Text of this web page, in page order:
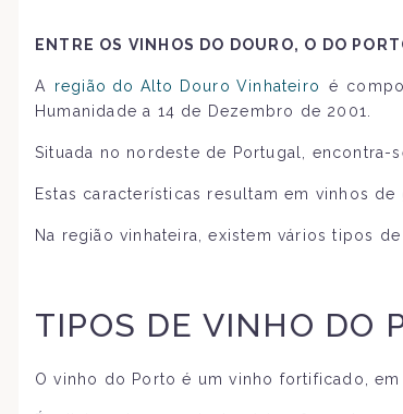
ENTRE OS VINHOS DO DOURO, O DO
A região do Alto Douro Vinhateiro
é
Humanidade a 14 de Dezembro de 2001.
Situada no nordeste de Portugal, encontra-
Estas características resultam em vinhos
Na região vinhateira, existem vários tipos
TIPOS DE VINHO DO
O vinho do Porto é um vinho fortificado,